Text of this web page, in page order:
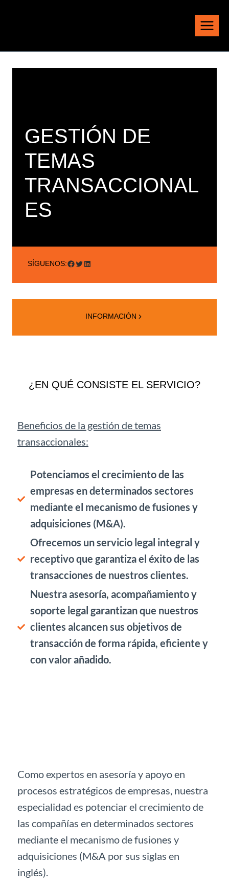
GESTIÓN DE
TEMAS
TRANSACCIONAL
ES
SÍGUENOS:Facebook Twitter LinkedIn
INFORMACIÓN
¿EN QUÉ CONSISTE EL SERVICIO?
Beneficios de la gestión de temas
transaccionales:
Potenciamos el crecimiento de las
empresas en determinados sectores
mediante el mecanismo de fusiones y
adquisiciones (M&A).
Ofrecemos un servicio legal integral y
receptivo que garantiza el éxito de las
transacciones de nuestros clientes.
Nuestra asesoría, acompañamiento y
soporte legal garantizan que nuestros
clientes alcancen sus objetivos de
transacción de forma rápida, eficiente y
con valor añadido.
Como expertos en asesoría y apoyo en
procesos estratégicos de empresas, nuestra
especialidad es potenciar el crecimiento de
las compañías en determinados sectores
mediante el mecanismo de fusiones y
adquisiciones (M&A por sus siglas en
inglés).